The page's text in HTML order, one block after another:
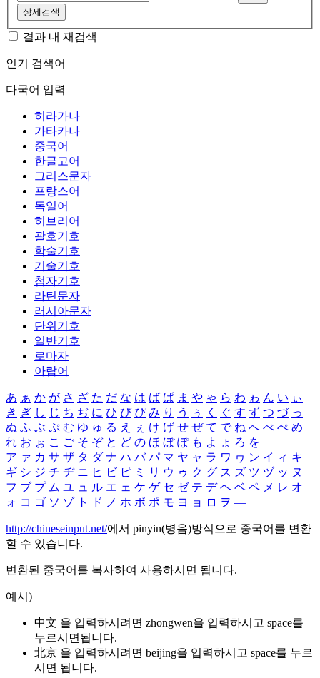
상세검색
결과 내 재검색
인기 검색어
다국어 입력
히라가나
가타카나
중국어
한글고어
그리스문자
프랑스어
독일어
히브리어
괄호기호
학술기호
기술기호
첨자기호
라틴문자
러시아문자
단위기호
일반기호
로마자
아랍어
あ ぁ か が さ ざ た だ な は ば ぱ ま や ゃ ら わ ゎ ん い ぃ
き ぎ し じ ち ぢ に ひ び ぴ み り う ぅ く ぐ す ず つ づ っ
ぬ ふ ぶ ぷ む ゆ ゅ る え ぇ け げ せ ぜ て で ね へ べ ぺ め
れ お ぉ こ ご そ ぞ と ど の ほ ぼ ぽ も よ ょ ろ を
ア ァ カ サ ザ タ ダ ナ ハ バ パ マ ヤ ャ ラ ワ ヮ ン イ ィ キ
ギ シ ジ チ ヂ ニ ヒ ビ ピ ミ リ ウ ゥ ク グ ス ズ ツ ヅ ッ ヌ
フ ブ プ ム ユ ュ ル エ ェ ケ ゲ セ ゼ テ デ ヘ ベ ペ メ レ オ
ォ コ ゴ ソ ゾ ト ド ノ ホ ボ ポ モ ヨ ョ ロ ヲ ―
http://chineseinput.net/에서 pinyin(병음)방식으로 중국어를 변환
할 수 있습니다.
변환된 중국어를 복사하여 사용하시면 됩니다.
예시)
中文 을 입력하시려면 zhongwen을 입력하시고 space를
누르시면됩니다.
北京 을 입력하시려면 beijing을 입력하시고 space를 누르
시면 됩니다.